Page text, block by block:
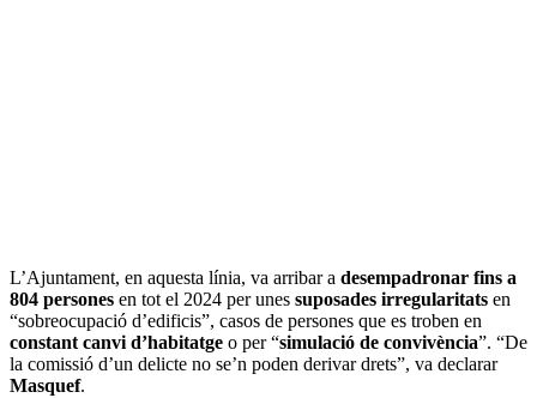
L’Ajuntament, en aquesta línia, va arribar a desempadronar fins a
804 persones en tot el 2024 per unes suposades irregularitats en
“sobreocupació d’edificis”, casos de persones que es troben en
constant canvi d’habitatge o per “simulació de convivència”. “De
la comissió d’un delicte no se’n poden derivar drets”, va declarar
Masquef.